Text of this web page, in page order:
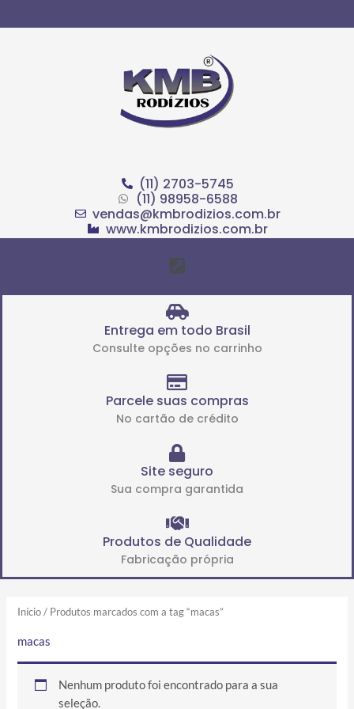
para
(11) 2703-5745
(11) 98958-6588
vendas@kmbrodizios.com.br
www.kmbrodizios.com.br
Menu
Entrega em todo Brasil
Consulte opções no carrinho
Parcele suas compras
No cartão de crédito
Site seguro
Sua compra garantida
Produtos de Qualidade
Fabricação própria
Início/ Produtos marcados com a tag “macas”
macas
Nenhum produto foi encontrado para a sua
seleção.